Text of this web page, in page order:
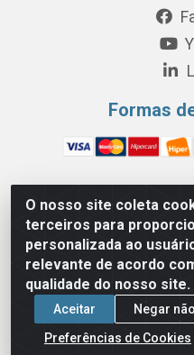
O nosso site coleta
terceiros para
personalizada ao
relevante de acordo
qualidade do nosso site.
Aceitar
Negar
Preferências de Cookies
Formas
Perola Distribuição e
200 Bloco 12-A -Jardim
000 - CNPJ